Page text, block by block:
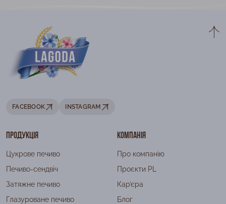
FACEBOOK INSTAGRAM
Продукція
Цукрове печиво
Печиво-сендвіч
Затяжне печиво
Глазуроване печиво
Компанія
Про компанію
Проєкти PL
Кар’єра
Блог